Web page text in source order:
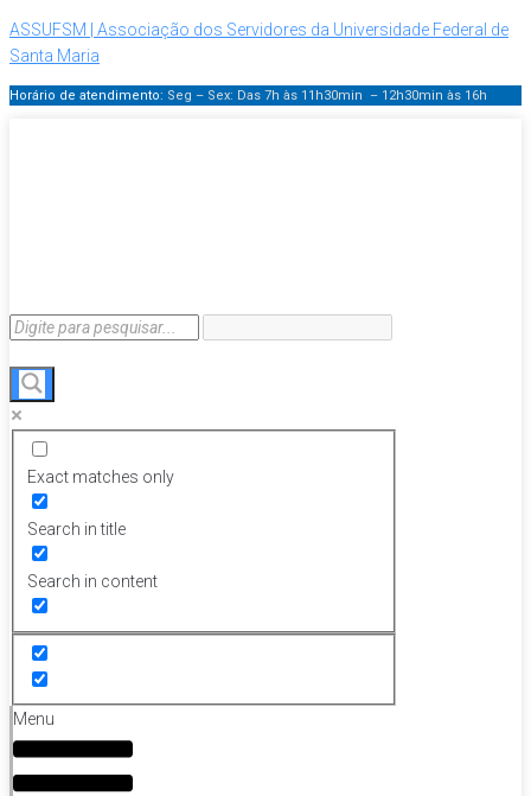
ASSUFSM | Associação dos Servidores da Universidade Federal de
Santa Maria
Horário de atendimento: Seg – Sex: Das 7h às 11h30min – 12h30min às 16h
Exact matches only
Search in title
Search in content
Menu